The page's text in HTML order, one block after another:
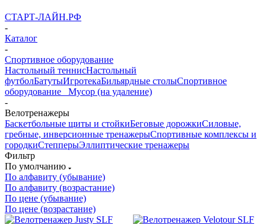
СТАРТ-ЛАЙН.РФ
-
Каталог
-
Спортивное оборудование
Настольный теннисНастольный
футболБатутыИгротекаБильярдные столыСпортивное
оборудование _ Мусор (на удаление)
-
Велотренажеры
Баскетбольные щиты и стойкиБеговые дорожкиСиловые,
гребные, инверсионные тренажерыСпортивные комплексы и
городкиСтепперыЭллиптические тренажеры
Фильтр
По умолчанию
По алфавиту (убывание)
По алфавиту (возрастание)
По цене (убывание)
По цене (возрастание)